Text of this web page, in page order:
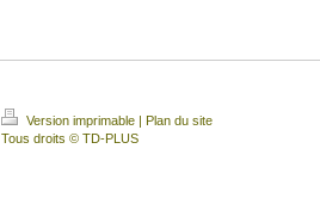
Version imprimable | Plan du site
Tous droits © TD-PLUS